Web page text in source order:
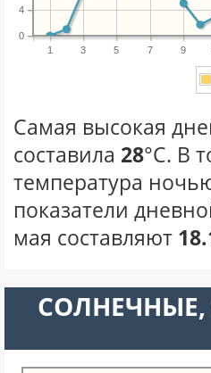
1 3 5 7 9
0
4
Самая высокая
составила 28°С. В
температура
показатели
мая составляют